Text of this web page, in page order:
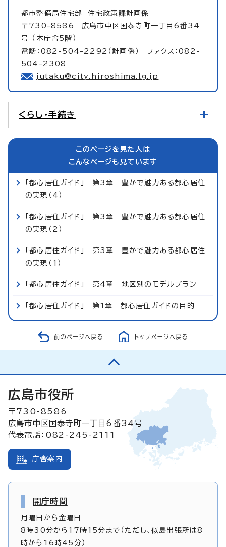
都市整備局住宅部 住宅政策課計画係
〒730-8586 広島市中区国泰寺町一丁目6番34
号 （本庁舎5階）
電話：082-504-2292（計画係） ファクス：082-
504-2308
jutaku@city.hiroshima.lg.jp
くらし・手続き
このページを見た人は
こんなページも見ています
「都心居住ガイド」 第3章 豊かで魅力ある都心居住
の実現（4）
「都心居住ガイド」 第3章 豊かで魅力ある都心居住
の実現（2）
「都心居住ガイド」 第3章 豊かで魅力ある都心居住
の実現（1）
「都心居住ガイド」 第4章 地区別のモデルプラン
「都心居住ガイド」 第1章 都心居住ガイドの目的
前のページへ戻る トップページへ戻る
広島市役所
〒730-8586
広島市中区国泰寺町一丁目6番34号
代表電話：082-245-2111
庁舎案内
開庁時間
月曜日から金曜日
8時30分から17時15分まで（ただし、似島出張所は8
時から16時45分）